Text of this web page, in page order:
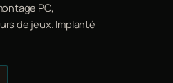
PC,
de jeux. Implanté